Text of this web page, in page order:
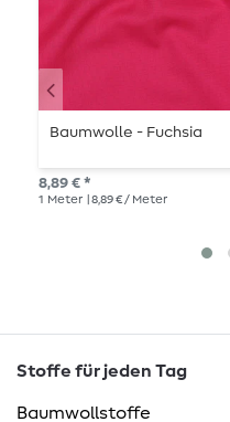
Baumwolle - Fuchsia
8,89 € *
1 Meter | 8,89 € / Meter
Stoffe für jeden Tag
Baumwollstoffe